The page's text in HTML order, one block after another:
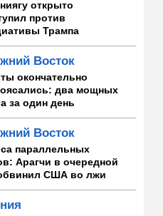
открыто
против
Трампа
Восток
окончательно
два мощных
за один день
Восток
параллельных
Арагчи в очередной
США во лжи